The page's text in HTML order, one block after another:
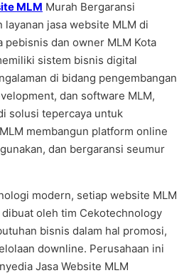
MLM Murah Bergaransi
layanan jasa website MLM di
pebisnis dan owner MLM Kota
sistem bisnis digital
di bidang pengembangan
dan software MLM,
solusi tepercaya untuk
membangun platform online
dan bergaransi seumur
modern, setiap website MLM
oleh tim Cekotechnology
bisnis dalam hal promosi,
downline. Perusahaan ini
Jasa Website MLM